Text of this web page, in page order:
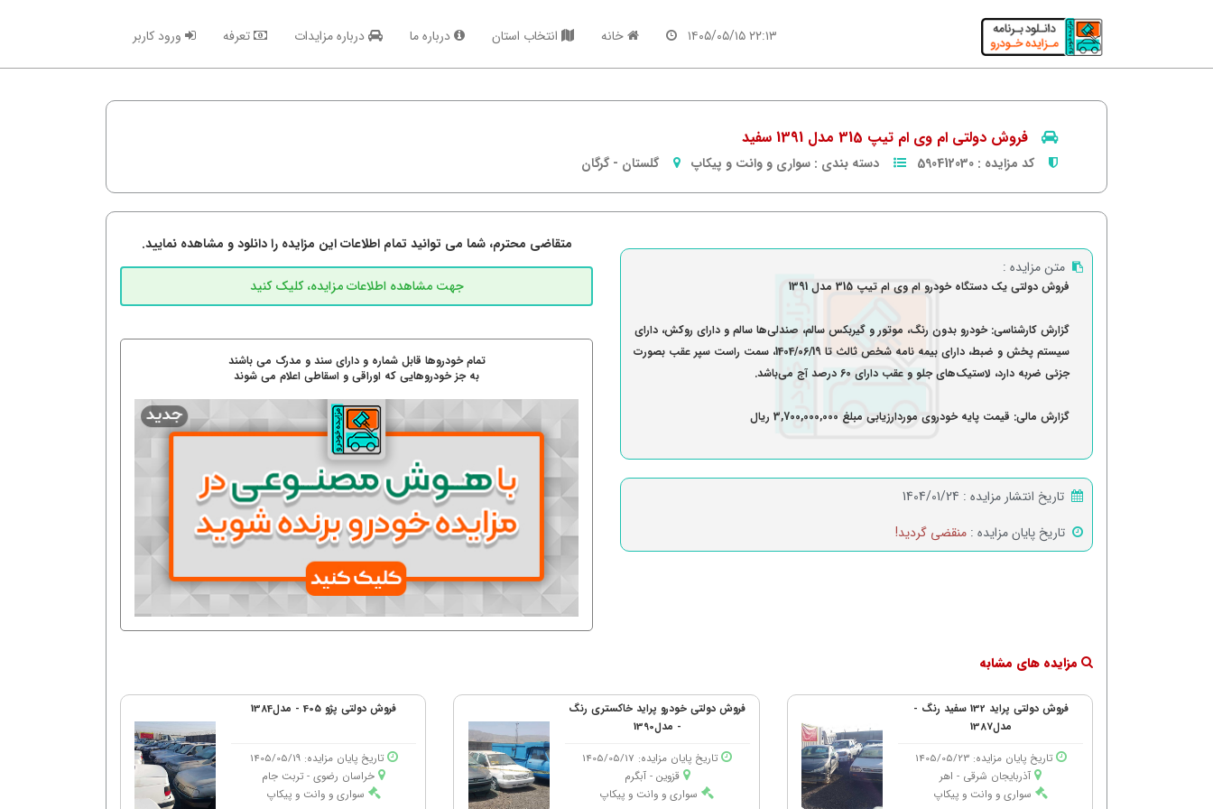
۲۲:۱۳ ۱۴۰۵/۰۵/۱۵ خانه انتخاب استان درباره ما درباره مزایدات تعرفه ورود کاربر
فروش دولتی ام وی ام تیپ 315 مدل 1391 سفید
کد مزایده : 590412030 دسته بندی : سواری و وانت و پیکاپ گلستان - گرگان
متن مزایده :
فروش دولتی یک دستگاه خودرو ام وی ام تیپ 315 مدل 1391
گزارش کارشناسی: خودرو بدون رنگ، موتور و گیربکس سالم، صندلی‌ها سالم و دارای روکش، دارای
سیستم پخش و ضبط، دارای بیمه نامه شخص ثالث تا 1404/06/19، سمت راست سپر عقب بصورت
جزئی ضربه دارد، لاستیک‌های جلو و عقب دارای 60 درصد آج می‌باشد.
گزارش مالی: قیمت پایه خودروی موردارزیابی مبلغ 3,700,000,000 ریال
تاریخ انتشار مزایده : 1404/01/24
تاریخ پایان مزایده : منقضی گردید!
متقاضی محترم، شما می توانید تمام اطلاعات این مزایده را دانلود و مشاهده نمایید.
تمام خودروها قابل شماره و دارای سند و مدرک می باشند
به جز خودروهایی که اوراقی و اسقاطی اعلام می شوند
مزایده های مشابه
فروش دولتی پراید 132 سفید رنگ -
مدل1387
تاریخ پایان مزایده: 1405/05/23
آذربایجان شرقی - اهر
سواری و وانت و پیکاپ
فروش دولتی خودرو پراید خاکستری رنگ
- مدل1390
تاریخ پایان مزایده: 1405/05/17
قزوین - آبگرم
سواری و وانت و پیکاپ
فروش دولتی پژو 405 - مدل1384
تاریخ پایان مزایده: 1405/05/19
خراسان رضوی - تربت جام
سواری و وانت و پیکاپ